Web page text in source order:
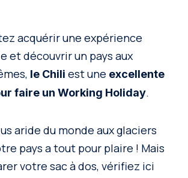
acquérir une expérience
et découvrir un pays aux
le Chili est une excellente
faire un Working Holiday.
aride du monde aux glaciers
pays a tout pour plaire ! Mais
votre sac à dos, vérifiez ici